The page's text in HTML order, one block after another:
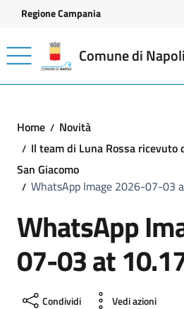
Vai ai contenuti
Vai al footer
Regione Campania
Comune di Napoli
Home
Novità
Il team di Luna Rossa ricevuto
San Giacomo
WhatsApp Image 2026-07-03
WhatsApp
07-03 at
Condividi Vedi azioni